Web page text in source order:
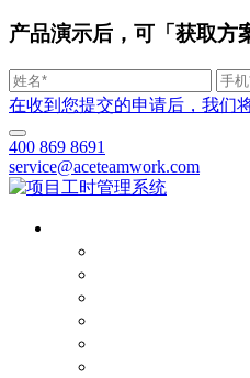
产品演示后，可「获取方
在收到您提交的申请后，我们
400 869 8691
service@aceteamwork.com